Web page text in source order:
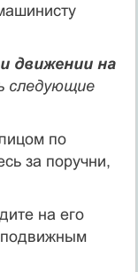
движении на
следующие
по
за поручни,
на его